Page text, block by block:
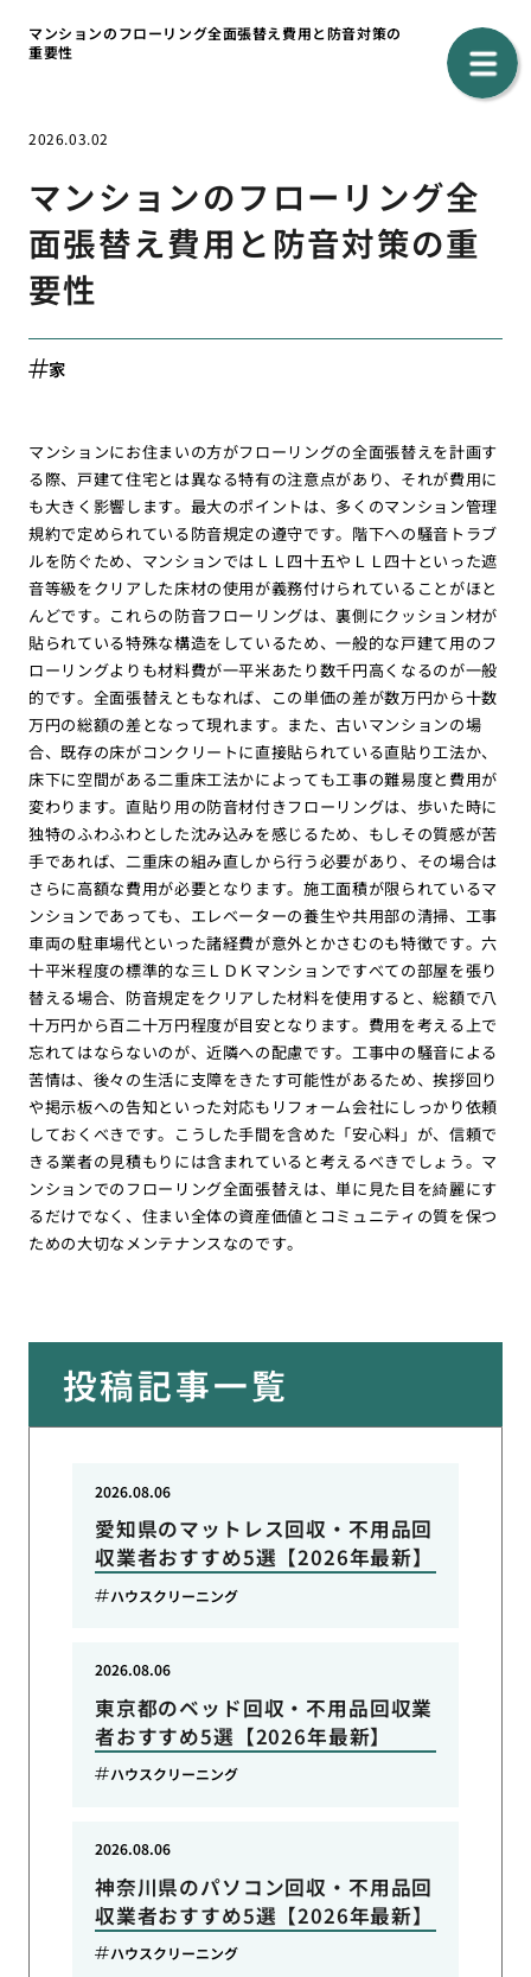
マンションのフローリング全面張替え費用と防音対策の
重要性
2026.03.02
マンションのフローリング全
面張替え費用と防音対策の重
要性
家
マンションにお住まいの方がフローリングの全面張替えを計画す
る際、戸建て住宅とは異なる特有の注意点があり、それが費用に
も大きく影響します。最大のポイントは、多くのマンション管理
規約で定められている防音規定の遵守です。階下への騒音トラブ
ルを防ぐため、マンションではＬＬ四十五やＬＬ四十といった遮
音等級をクリアした床材の使用が義務付けられていることがほと
んどです。これらの防音フローリングは、裏側にクッション材が
貼られている特殊な構造をしているため、一般的な戸建て用のフ
ローリングよりも材料費が一平米あたり数千円高くなるのが一般
的です。全面張替えともなれば、この単価の差が数万円から十数
万円の総額の差となって現れます。また、古いマンションの場
合、既存の床がコンクリートに直接貼られている直貼り工法か、
床下に空間がある二重床工法かによっても工事の難易度と費用が
変わります。直貼り用の防音材付きフローリングは、歩いた時に
独特のふわふわとした沈み込みを感じるため、もしその質感が苦
手であれば、二重床の組み直しから行う必要があり、その場合は
さらに高額な費用が必要となります。施工面積が限られているマ
ンションであっても、エレベーターの養生や共用部の清掃、工事
車両の駐車場代といった諸経費が意外とかさむのも特徴です。六
十平米程度の標準的な三ＬＤＫマンションですべての部屋を張り
替える場合、防音規定をクリアした材料を使用すると、総額で八
十万円から百二十万円程度が目安となります。費用を考える上で
忘れてはならないのが、近隣への配慮です。工事中の騒音による
苦情は、後々の生活に支障をきたす可能性があるため、挨拶回り
や掲示板への告知といった対応もリフォーム会社にしっかり依頼
しておくべきです。こうした手間を含めた「安心料」が、信頼で
きる業者の見積もりには含まれていると考えるべきでしょう。マ
ンションでのフローリング全面張替えは、単に見た目を綺麗にす
るだけでなく、住まい全体の資産価値とコミュニティの質を保つ
ための大切なメンテナンスなのです。
投稿記事一覧
愛知県のマットレス回収・不用品回
収業者おすすめ5選【2026年最新】
2026.08.06
ハウスクリーニング
東京都のベッド回収・不用品回収業
者おすすめ5選【2026年最新】
2026.08.06
ハウスクリーニング
神奈川県のパソコン回収・不用品回
収業者おすすめ5選【2026年最新】
2026.08.06
ハウスクリーニング